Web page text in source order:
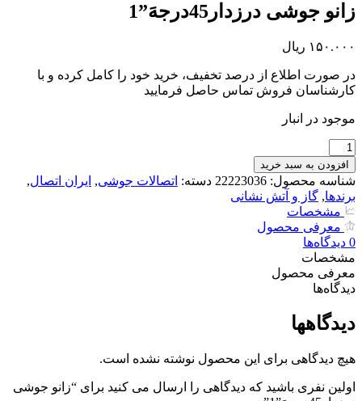
زانو جوشی درزدار45درجهَ”1
۱۵۰.۰۰۰ ریال
در صورت اطلاع از درصد تخفیف، خرید خود را کامل کرده و با
کارشناسان فروش تماس حاصل فرمایید
موجود در انبار
زانو
جوشی
درزدار45درجهَ"1
عدد
افزودن به سبد خرید
شناسه محصول: 22223036 دسته: اتصالات جوشی, ایران اتصال,
برندها, گاز و آتش نشانی
مشخصات
معرفی محصول
0 دیدگاه‌‌ها
مشخصات
معرفی محصول
دیدگاه‌‌ها
دیدگاهها
هیچ دیدگاهی برای این محصول نوشته نشده است.
اولین نفری باشید که دیدگاهی را ارسال می کنید برای “زانو جوشی